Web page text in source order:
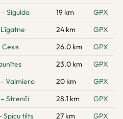
Sigulda
19 km
GPX
24 km
GPX
26.0 km
GPX
23.0 km
GPX
Valmiera
20 km
GPX
Strenči
28.1 km
GPX
Spicu tilts
27 km
GPX